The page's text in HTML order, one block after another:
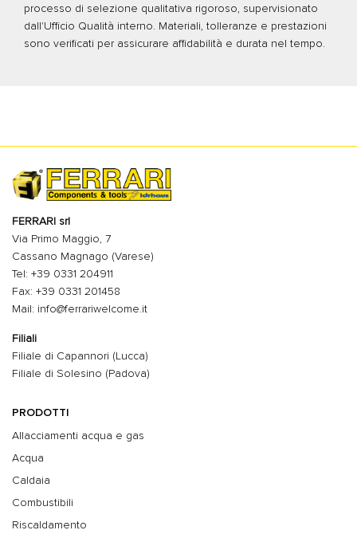
processo di selezione qualitativa rigoroso, supervisionato
dall'Ufficio Qualità interno. Materiali, tolleranze e prestazioni
sono verificati per assicurare affidabilità e durata nel tempo.
FERRARI srl
Via Primo Maggio, 7
Cassano Magnago (Varese)
Tel: +39 0331 204911
Fax: +39 0331 201458
Mail: info@ferrariwelcome.it
Filiali
Filiale di Capannori (Lucca)
Filiale di Solesino (Padova)
PRODOTTI
Allacciamenti acqua e gas
Acqua
Caldaia
Combustibili
Riscaldamento